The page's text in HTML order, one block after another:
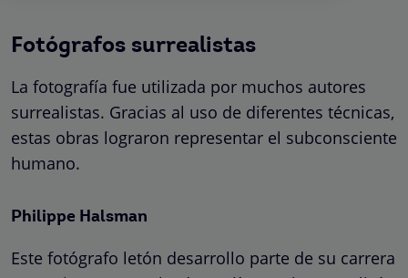
Fotógrafos surrealistas
La fotografía fue utilizada por muchos autores
surrealistas. Gracias al uso de diferentes técnicas,
estas obras lograron representar el subconsciente
humano.
Philippe Halsman
Este fotógrafo letón desarrollo parte de su carrera